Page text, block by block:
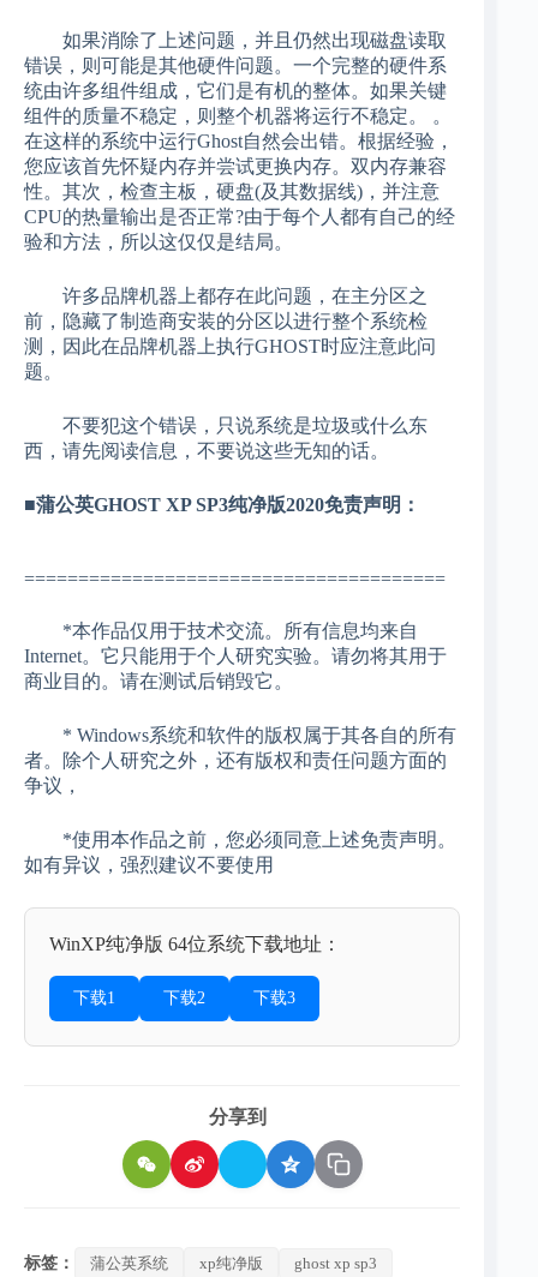
如果消除了上述问题，并且仍然出现磁盘读取
错误，则可能是其他硬件问题。一个完整的硬件系
统由许多组件组成，它们是有机的整体。如果关键
组件的质量不稳定，则整个机器将运行不稳定。 。
在这样的系统中运行Ghost自然会出错。根据经验，
您应该首先怀疑内存并尝试更换内存。双内存兼容
性。其次，检查主板，硬盘(及其数据线)，并注意
CPU的热量输出是否正常?由于每个人都有自己的经
验和方法，所以这仅仅是结局。
许多品牌机器上都存在此问题，在主分区之
前，隐藏了制造商安装的分区以进行整个系统检
测，因此在品牌机器上执行GHOST时应注意此问
题。
不要犯这个错误，只说系统是垃圾或什么东
西，请先阅读信息，不要说这些无知的话。
■蒲公英GHOST XP SP3纯净版2020免责声明：
=======================================
*本作品仅用于技术交流。所有信息均来自
Internet。它只能用于个人研究实验。请勿将其用于
商业目的。请在测试后销毁它。
* Windows系统和软件的版权属于其各自的所有
者。除个人研究之外，还有版权和责任问题方面的
争议，
*使用本作品之前，您必须同意上述免责声明。
如有异议，强烈建议不要使用
WinXP纯净版 64位系统下载地址：
下载1 下载2 下载3
分享到
标签： 蒲公英系统 xp纯净版 ghost xp sp3